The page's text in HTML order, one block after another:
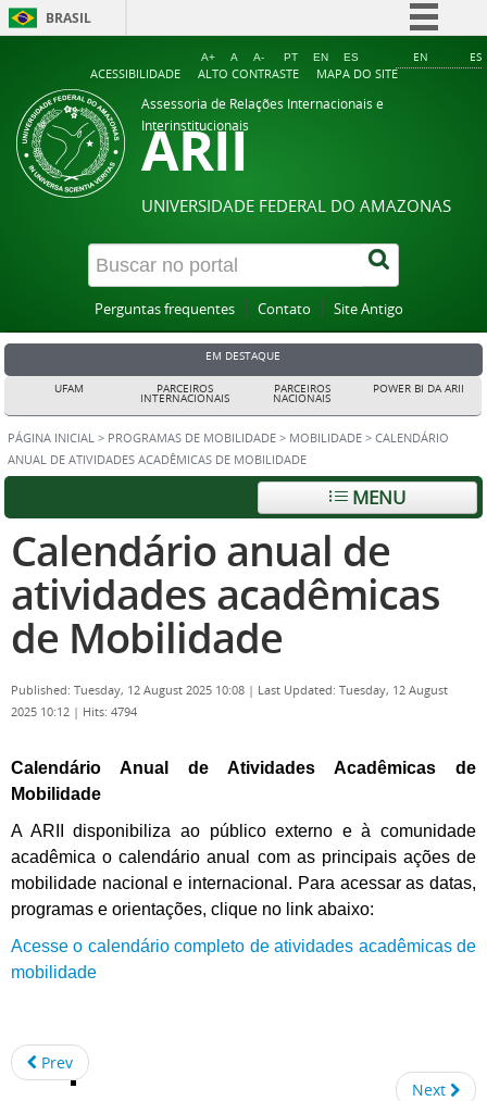
BRASIL
Simplifique!
EN ES
ACESSIBILIDADE ALTO CONTRASTE MAPA DO SITE
A+ A A- PT EN ES
Assessoria de Relações Internacionais e
Interinstitucionais
ARII
UNIVERSIDADE FEDERAL DO AMAZONAS
Perguntas frequentes Contato Site Antigo
EM DESTAQUE
UFAM PARCEIROS
INTERNACIONAIS
PARCEIROS
NACIONAIS
POWER BI DA ARII
PÁGINA INICIAL > PROGRAMAS DE MOBILIDADE > MOBILIDADE > CALENDÁRIO
ANUAL DE ATIVIDADES ACADÊMICAS DE MOBILIDADE
MENU
Calendário anual de
atividades acadêmicas
de Mobilidade
Published: Tuesday, 12 August 2025 10:08 | Last Updated: Tuesday, 12 August
2025 10:12 | Hits: 4794
Calendário Anual de Atividades Acadêmicas de
Mobilidade
A ARII disponibiliza ao público externo e à comunidade
acadêmica o calendário anual com as principais ações de
mobilidade nacional e internacional. Para acessar as datas,
programas e orientações, clique no link abaixo:
Acesse o calendário completo de atividades acadêmicas de
mobilidade
Prev
Next